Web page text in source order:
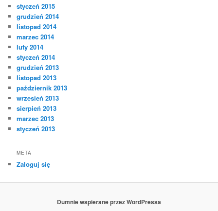
styczeń 2015
grudzień 2014
listopad 2014
marzec 2014
luty 2014
styczeń 2014
grudzień 2013
listopad 2013
październik 2013
wrzesień 2013
sierpień 2013
marzec 2013
styczeń 2013
META
Zaloguj się
Dumnie wspierane przez WordPressa